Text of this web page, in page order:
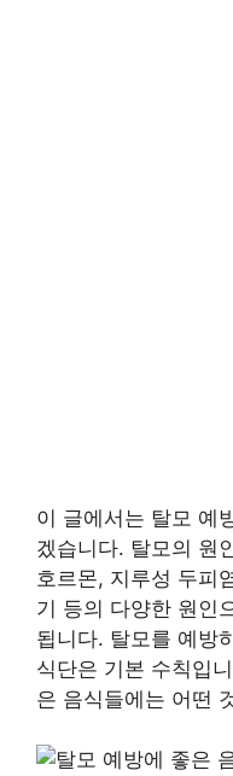
이 글에서는 탈모 예
겠습니다. 탈모의 원
호르몬, 지루성 두피
기 등의 다양한 원인
됩니다. 탈모를 예방
식단은 기본 수칙입
은 음식들에는 어떤